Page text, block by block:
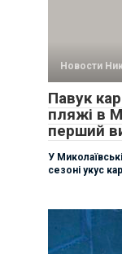
Новости
Павук
пляжі в
перший
У
сезоні укус